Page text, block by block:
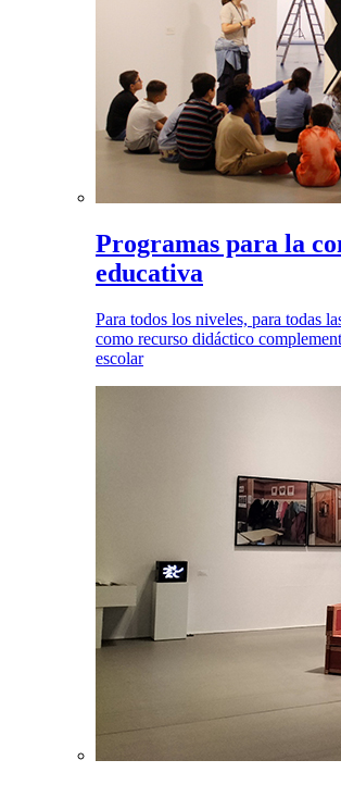
Programas para la
educativa
Para todos los niveles, para todas
como recurso didáctico
escolar